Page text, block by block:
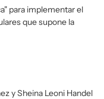
para implementar el
que supone la
y Sheina Leoni Handel